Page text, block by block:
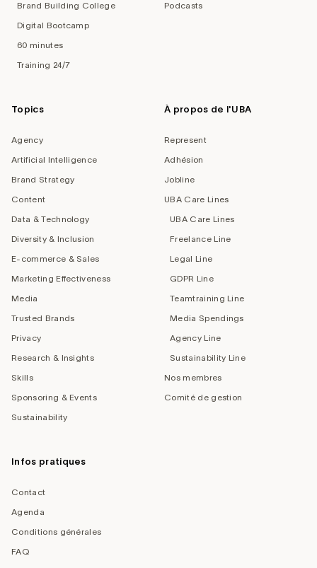
Brand Building College
Digital Bootcamp
60 minutes
Training 24/7
Podcasts
Topics
Agency
Artificial Intelligence
Brand Strategy
Content
Data & Technology
Diversity & Inclusion
E-commerce & Sales
Marketing Effectiveness
Media
Trusted Brands
Privacy
Research & Insights
Skills
Sponsoring & Events
Sustainability
À propos de l'UBA
Represent
Adhésion
Jobline
UBA Care Lines
UBA Care Lines
Freelance Line
Legal Line
GDPR Line
Teamtraining Line
Media Spendings
Agency Line
Sustainability Line
Nos membres
Comité de gestion
Infos pratiques
Contact
Agenda
Conditions générales
FAQ